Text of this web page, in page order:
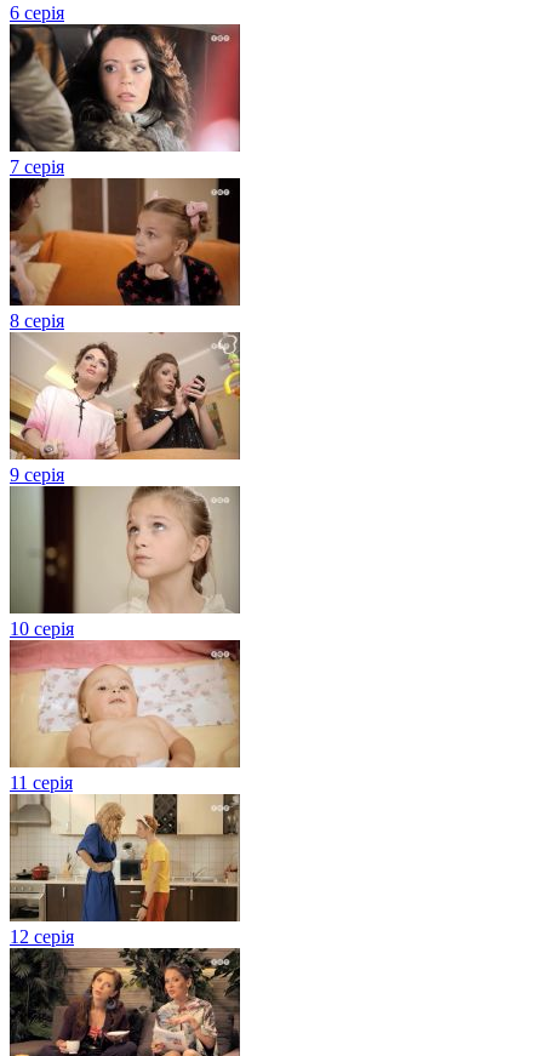
6 серія
7 серія
8 серія
9 серія
10 серія
11 серія
12 серія